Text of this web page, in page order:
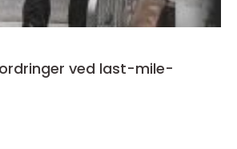
ved last-mile-